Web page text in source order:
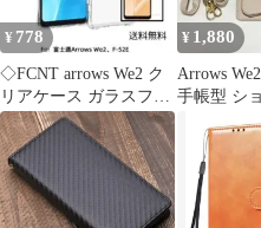
¥ 778
◇FCNT arrows We2 ク
リアケース ガラスフィ
ルム セット
¥ 1,880
Arrows
手帳型 シ